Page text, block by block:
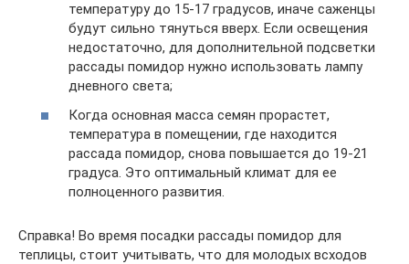
температуру до 15-17 градусов, иначе саженцы
будут сильно тянуться вверх. Если освещения
недостаточно, для дополнительной подсветки
рассады помидор нужно использовать лампу
дневного света;
Когда основная масса семян прорастет,
температура в помещении, где находится
рассада помидор, снова повышается до 19-21
градуса. Это оптимальный климат для ее
полноценного развития.
Справка! Во время посадки рассады помидор для
теплицы, стоит учитывать, что для молодых всходов